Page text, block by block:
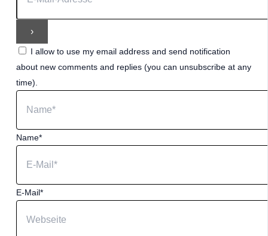
I allow to use my email address and send notification
about new comments and replies (you can unsubscribe at any
time).
Name*
E-Mail*